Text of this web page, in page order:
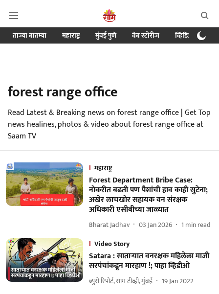
ताज्या बातम्या महाराष्ट्र मुंबई पुणे वेब स्टोरीज व्हिडिओ
forest range office
Read Latest & Breaking news on forest range office | Get Top
news healines, photos & video about forest range office at
Saam TV
महाराष्ट्र
Forest Department Bribe Case:
नोकरीत बढती पण पैशांची हाव काही सुटेना;
अखेर लाचखोर सहायक वन संरक्षक
अधिकारी एसीबीच्या जाळ्यात
Bharat Jadhav 03 Jan 2026 1 min read
Video Story
Satara : साताऱ्यात वनरक्षक महिलेला माजी
सरपंचांकडून मारहाण !; पाहा व्हिडीओ
ब्युरो रिपोर्ट, साम टीव्ही, मुंबई
19 Jan 2022